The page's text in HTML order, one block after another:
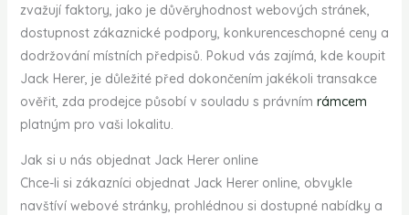
zvažují faktory, jako je důvěryhodnost webových stránek,
dostupnost zákaznické podpory, konkurenceschopné ceny a
dodržování místních předpisů. Pokud vás zajímá, kde koupit
Jack Herer, je důležité před dokončením jakékoli transakce
ověřit, zda prodejce působí v souladu s právním rámcem
platným pro vaši lokalitu.
Jak si u nás objednat Jack Herer online
Chce-li si zákazníci objednat Jack Herer online, obvykle
navštíví webové stránky, prohlédnou si dostupné nabídky a